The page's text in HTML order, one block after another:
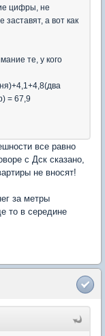
цифры, не
а вот как
те, у кого
= 67,9
все равно
с Дск сказано,
не вносят!
за метры
то в середине